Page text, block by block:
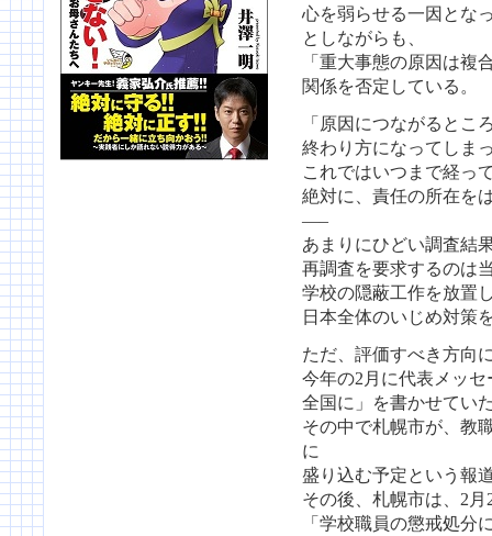
心を弱らせる一因とな
としながらも、
「重大事態の原因は複
関係を否定している。
「原因につながるとこ
終わり方になってしま
これではいつまで経っ
絶対に、責任の所在を
—–
あまりにひどい調査結
再調査を要求するのは
学校の隠蔽工作を放置
日本全体のいじめ対策
ただ、評価すべき方向
今年の2月に代表メッ
全国に」を書かせてい
その中で札幌市が、教
に
盛り込む予定という報
その後、札幌市は、2月
「学校職員の懲戒処分